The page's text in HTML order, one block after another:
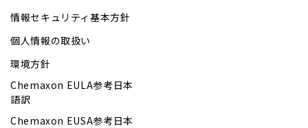
情報セキュリティ基本方針
個人情報の取扱い
環境方針
Chemaxon EULA参考日本
語訳
Chemaxon EUSA参考日本